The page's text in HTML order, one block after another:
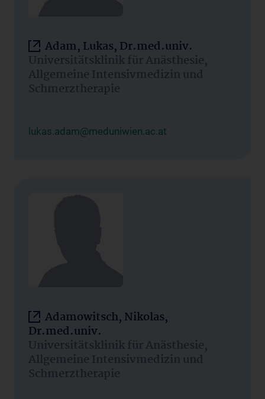
Adam, Lukas, Dr.med.univ.
Universitätsklinik für Anästhesie,
Allgemeine Intensivmedizin und
Schmerztherapie
lukas.adam@meduniwien.ac.at
Adamowitsch, Nikolas,
Dr.med.univ.
Universitätsklinik für Anästhesie,
Allgemeine Intensivmedizin und
Schmerztherapie